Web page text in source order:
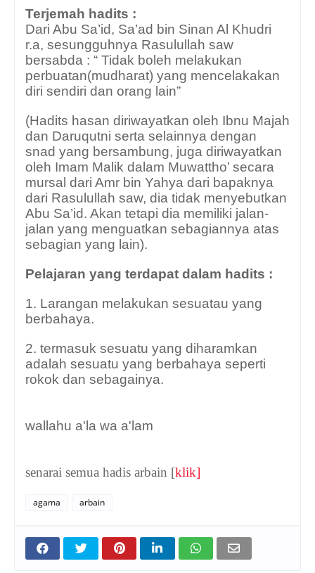
Terjemah hadits :
Dari Abu Sa’id, Sa’ad bin Sinan Al Khudri
r.a, sesungguhnya Rasulullah saw
bersabda : “ Tidak boleh melakukan
perbuatan(mudharat) yang mencelakakan
diri sendiri dan orang lain”
(Hadits hasan diriwayatkan oleh Ibnu Majah
dan Daruqutni serta selainnya dengan
snad yang bersambung, juga diriwayatkan
oleh Imam Malik dalam Muwattho’ secara
mursal dari Amr bin Yahya dari bapaknya
dari Rasulullah saw, dia tidak menyebutkan
Abu Sa’id. Akan tetapi dia memiliki jalan-
jalan yang menguatkan sebagiannya atas
sebagian yang lain).
Pelajaran yang terdapat dalam hadits :
1. Larangan melakukan sesuatau yang
berbahaya.
2. termasuk sesuatu yang diharamkan
adalah sesuatu yang berbahaya seperti
rokok dan sebagainya.
wallahu a'la wa a'lam
senarai semua hadis arbain [klik]
agama arbain